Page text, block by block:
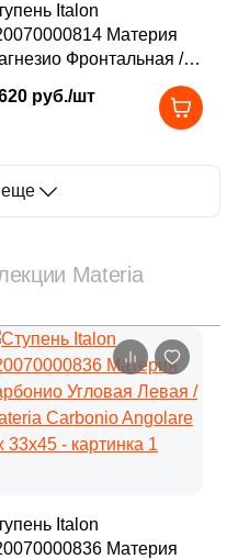
Italon
Материя
Фронтальная /
руб./шт
еще
Materia
Italon
Материя